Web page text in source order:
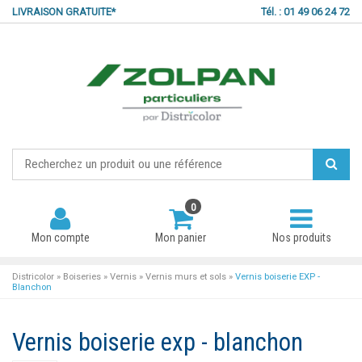
LIVRAISON GRATUITE* Tél. : 01 49 06 24 72
Mon compte
0
Mon panier Nos produits
Districolor » Boiseries » Vernis » Vernis murs et sols » Vernis boiserie EXP -
Blanchon
Vernis boiserie exp - blanchon